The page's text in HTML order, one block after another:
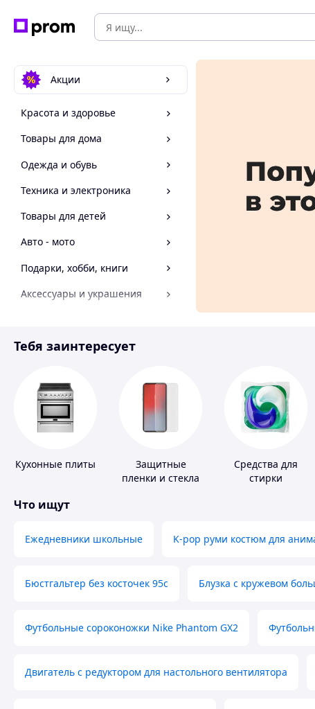
Акции
Красота и здоровье
Товары для дома
Одежда и обувь
Техника и электроника
Товары для детей
Авто - мото
Подарки, хобби, книги
Аксессуары и украшения
Спорт и отдых
Тебя заинтересует
Кухонные плиты
Защитные
пленки и стекла
Средства для
стирки
Что ищут
Ежедневники школьные K-pop руми костюм для
Бюстгальтер без косточек 95с Блузка с кружевом
Футбольные сороконожки Nike Phantom GX2
Двигатель с редуктором для настольного вентилятора